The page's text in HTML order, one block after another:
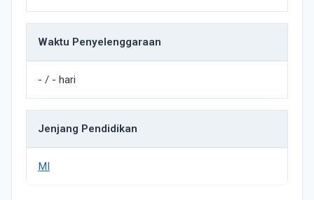
Waktu Penyelenggaraan
- / - hari
Jenjang Pendidikan
MI